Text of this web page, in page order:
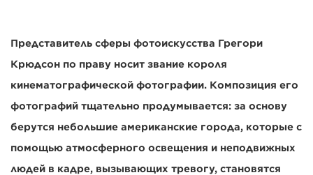
Представитель сферы фотоискусства Грегори
Крюдсон по праву носит звание короля
кинематографической фотографии. Композиция его
фотографий тщательно продумывается: за основу
берутся небольшие американские города, которые с
помощью атмосферного освещения и неподвижных
людей в кадре, вызывающих тревогу, становятся